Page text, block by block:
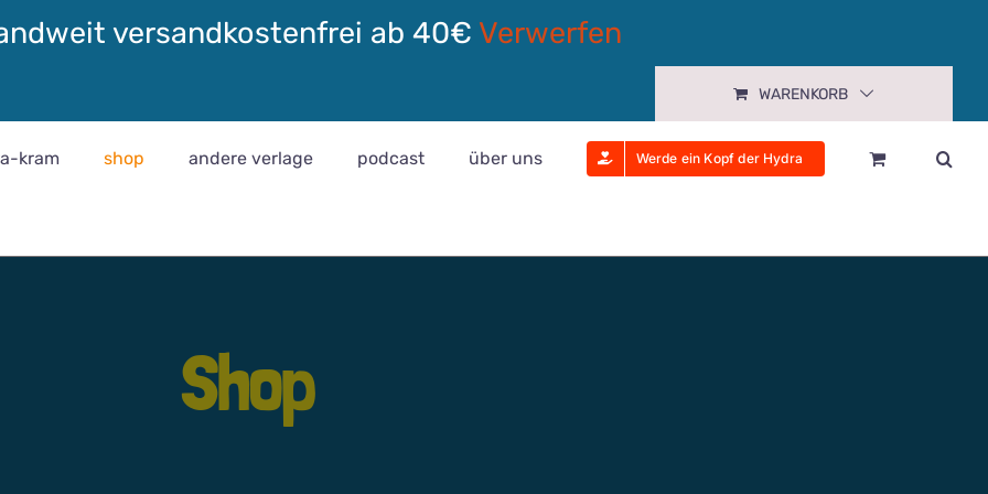
versandkostenfrei ab 40€ Verwerfen
WARENKORB
kram shop andere verlage podcast über uns Werde ein Kopf der Hydra
Shop